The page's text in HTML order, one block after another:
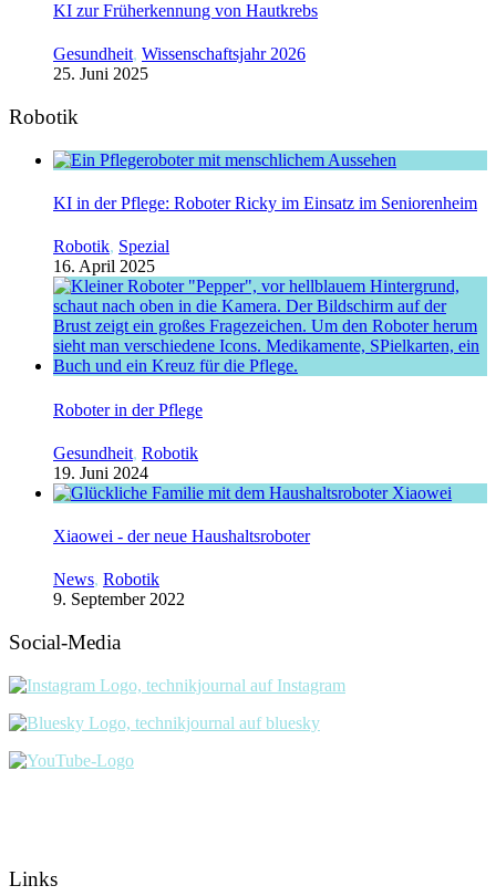
KI zur Früherkennung von Hautkrebs
Gesundheit, Wissenschaftsjahr 2026
25. Juni 2025
Robotik
KI in der Pflege: Roboter Ricky im Einsatz im Seniorenheim
Robotik, Spezial
16. April 2025
Roboter in der Pflege
Gesundheit, Robotik
19. Juni 2024
Xiaowei - der neue Haushaltsroboter
News, Robotik
9. September 2022
Social-Media
Links